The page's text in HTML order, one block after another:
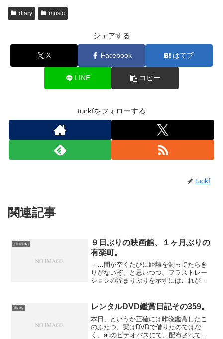
diary music
シェアする
X Facebook はてブ
LINE コピー
tuckfをフォローする
tuckf
関連記事
cinema
９日ぶりの映画館、１ヶ月ぶりの
有楽町。
……間が空くたびに距離を測ってたらき
りがないぞ、と思いつつ、フラストレー
ションの溜まりぶりを示すにはこれがい
映画館、というより繁華街に立ち寄らな
い方針を貫いている私です...
diary レンタルDVD鑑賞日記その359。
本日、というか正確には昨晩鑑賞したこ
のふたつ、実はDVDで借りたのではな
く、auのビデオパスにて、配布されてい